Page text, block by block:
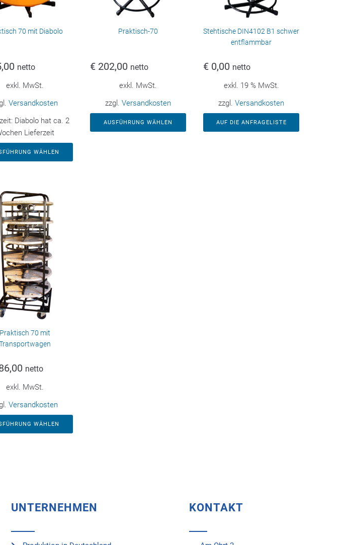
70 mit Diabolo
netto
exkl. MwSt.
Versandkosten
Diabolo hat ca. 2
Lieferzeit
WÄHLEN
Praktisch-70
€ 202,00 netto
exkl. MwSt.
zzgl. Versandkosten
AUSFÜHRUNG WÄHLEN
Stehtische DIN4102 B1 schwer
entflammbar
€ 0,00 netto
exkl. 19 % MwSt.
zzgl. Versandkosten
AUF DIE ANFRAGELISTE
Praktisch 70 mit
netto
exkl. MwSt.
Versandkosten
WÄHLEN
UNTERNEHMEN KONTAKT